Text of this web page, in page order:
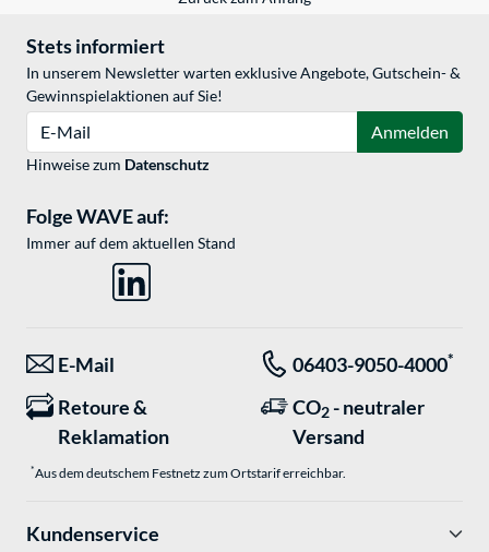
Stets informiert
In unserem Newsletter warten exklusive Angebote, Gutschein- &
Gewinnspielaktionen auf Sie!
Anmelden
Hinweise zum Datenschutz
Folge WAVE auf:
Immer auf dem aktuellen Stand
E-Mail 06403-9050-4000*
Retoure &
Reklamation
CO2 - neutraler
Versand
*Aus dem deutschem Festnetz zum Ortstarif erreichbar.
Kundenservice